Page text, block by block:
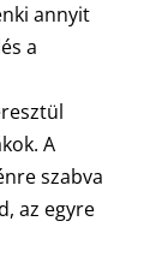
annyit
a
A
szabva
az egyre